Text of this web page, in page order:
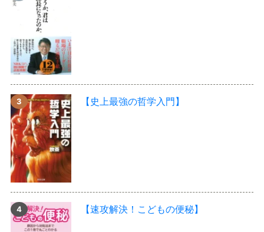
【史上最強の哲学入門】
【速攻解決！こどもの便秘】